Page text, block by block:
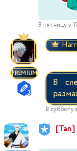
В пятницу в
PREMIUM
В
В субботу
[Tan]